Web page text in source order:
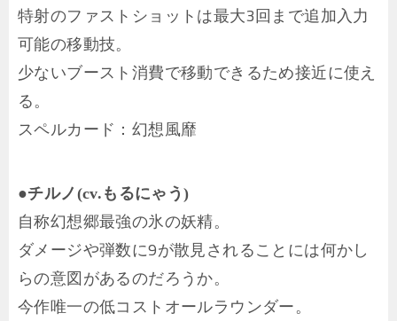
特射のファストショットは最大3回まで追加入力
可能の移動技。
少ないブースト消費で移動できるため接近に使え
る。
スペルカード：幻想風靡
●チルノ(cv.もるにゃう)
自称幻想郷最強の氷の妖精。
ダメージや弾数に9が散見されることには何かし
らの意図があるのだろうか。
今作唯一の低コストオールラウンダー。